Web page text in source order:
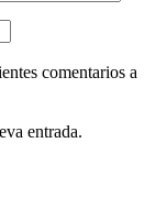
comentarios a
entrada.